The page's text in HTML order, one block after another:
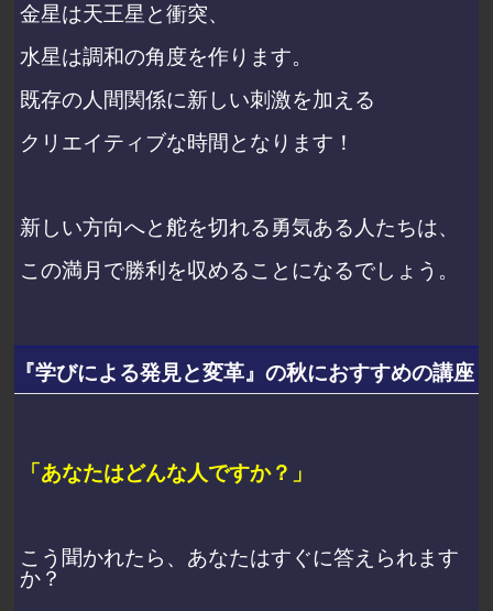
金星は天王星と衝突、
水星は調和の角度を作ります。
既存の人間関係に新しい刺激を加える
クリエイティブな時間となります！
新しい方向へと舵を切れる勇気ある人たちは、
この満月で勝利を収めることになるでしょう。
『学びによる発見と変革』の秋におすすめの講座
「あなたはどんな人ですか？」
こう聞かれたら、あなたはすぐに答えられます
か？